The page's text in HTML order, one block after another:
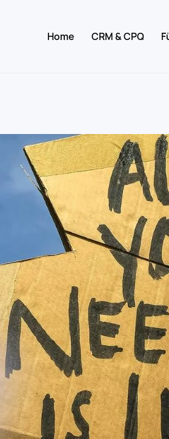
Home CRM & CPQ